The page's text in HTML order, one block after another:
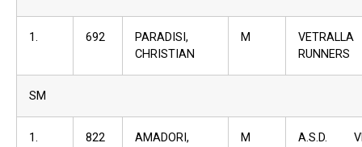
1. 692
PARADISI,
CHRISTIAN
M
VETRALLA
RUNNERS
SM
1. 822
AMADORI,
M
A.S.D.